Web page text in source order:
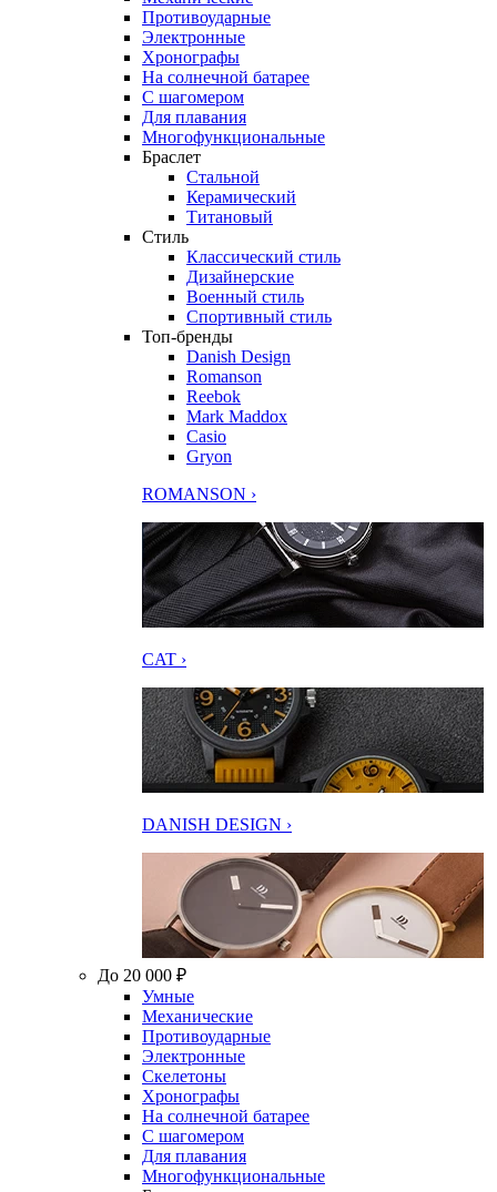
Противоударные
Электронные
Хронографы
На солнечной батарее
С шагомером
Для плавания
Многофункциональные
Браслет
Стальной
Керамический
Титановый
Стиль
Классический стиль
Дизайнерские
Военный стиль
Спортивный стиль
Топ-бренды
Danish Design
Romanson
Reebok
Mark Maddox
Casio
Gryon
ROMANSON ›
CAT ›
DANISH DESIGN ›
До 20 000 ₽
Умные
Механические
Противоударные
Электронные
Скелетоны
Хронографы
На солнечной батарее
С шагомером
Для плавания
Многофункциональные